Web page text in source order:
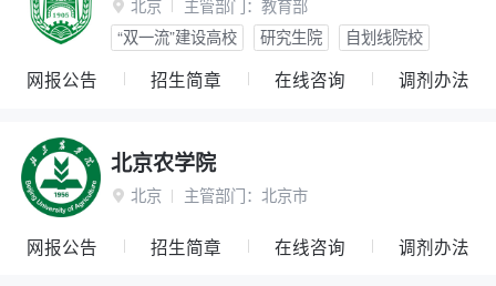
 北京 主管部门： 教育部
“双一流”建设高校
研究生院 自划线院校
网报公告 招生简章 在线咨询 调剂办法
北京农学院
 北京 主管部门： 北京市
网报公告 招生简章 在线咨询 调剂办法